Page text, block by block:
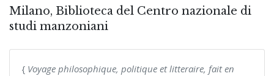
Milano, Biblioteca del Centro nazionale di
studi manzoniani
{ Voyage philosophique, politique et litteraire, fait en